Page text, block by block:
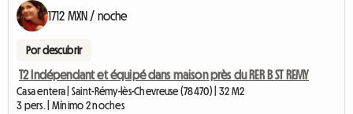
1712 MXN / noche
Por descubrir
T2 Indépendant et équipé dans maison près du RER B ST REMY
Casa entera | Saint-Rémy-lès-Chevreuse (78470) | 32 M2
3 pers. | Mínimo 2 noches